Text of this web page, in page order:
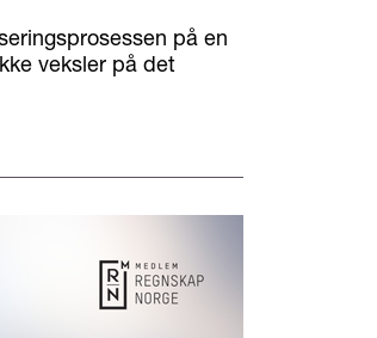
på en
veksler på det